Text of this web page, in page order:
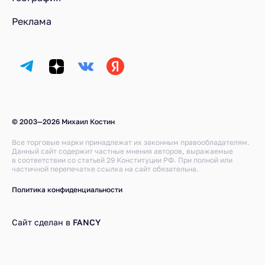
© 2003—2026 Михаил Костин
Все торговые марки принадлежат их законным правообладателям.
Данный сайт содержит частные мнения авторов, выражаемые
в соответствии со статьей 29 Конституции РФ. При полной или
частичной перепечатке ссылка на сайт обязательна.
Политика конфиденциальности
Реклама
Сайт сделан в FANCY